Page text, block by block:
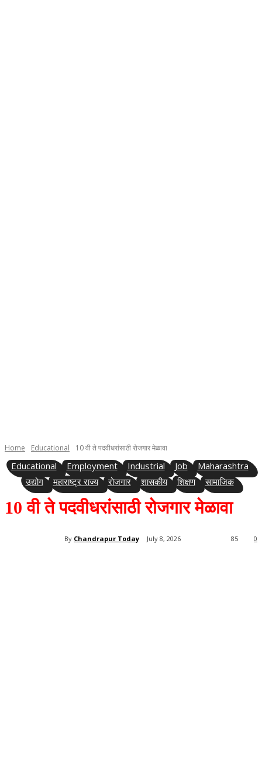
Home Educational 10 वी ते पदवीधरांसाठी रोजगार मेळावा
Educational Employment Industrial Job
Maharashtra
उद्योग
महाराष्ट्र राज्य रोजगार शासकीय शिक्षण सामाजिक
10 वी ते पदवीधरांसाठी रोजगार मेळावा
By Chandrapur Today July 8, 2026 0
85